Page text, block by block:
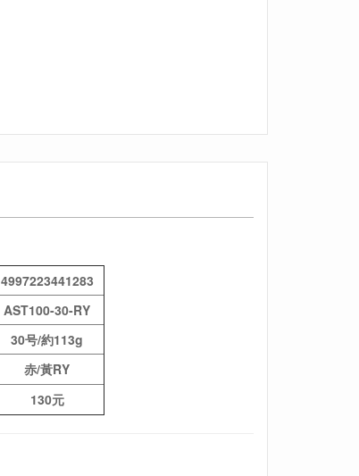
4997223441283
AST100-30-RY
30号/約113g
赤/黃RY
130元